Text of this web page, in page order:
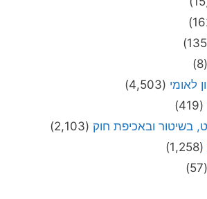
(8)
לאומי (4,503)
(419)
בשיטור ובאכיפת חוק (2,103)
(1,258)
(57)